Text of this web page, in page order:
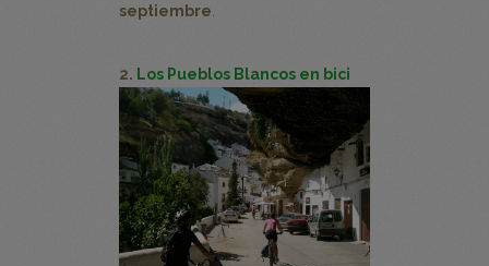
septiembre
2. Los Pueblos Blancos en bici